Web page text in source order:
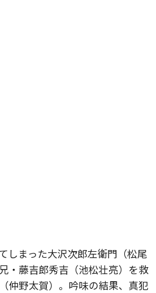
しまった大沢次郎左衛門（松尾
・藤吉郎秀吉（池松壮亮）を救
仲野太賀）。吟味の結果、真犯